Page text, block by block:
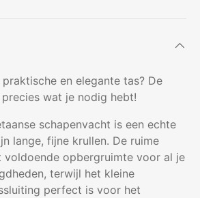
en elegante tas? De
wat je nodig hebt!
schapenvacht is een echte
lange, fijne krullen. De ruime
opbergruimte voor al je
terwijl het kleine
perfect is voor het